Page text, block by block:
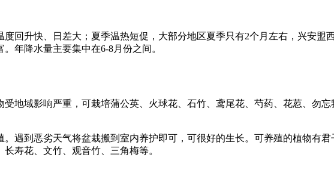
回升快、日差大；夏季温热短促，大部分地区夏季只有2个月左右，兴安盟
年降水量主要集中在6-8月份之间。
地域影响严重，可栽培蒲公英、火球花、石竹、鸢尾花、芍药、花荵、勿忘
遇到恶劣天气将盆栽搬到室内养护即可，可很好的生长。可养殖的植物有君
寿花、文竹、观音竹、三角梅等。